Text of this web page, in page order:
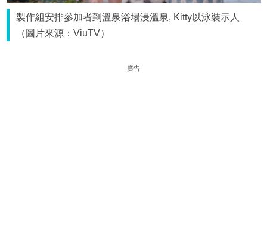
製作組安排參加者到溫泉浴場浸溫泉, Kitty以泳裝示人
（圖片來源：ViuTV）
廣告